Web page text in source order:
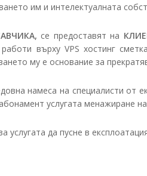
им и интелектуалната
се предоставят на
върху VPS хостинг
му е основание за
намеса на специалисти от
услугата менажиране
услугата да пусне в